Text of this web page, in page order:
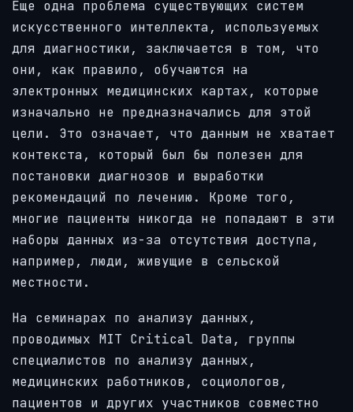
Еще одна проблема существующих систем
искусственного интеллекта, используемых
для диагностики, заключается в том, что
они, как правило, обучаются на
электронных медицинских картах, которые
изначально не предназначались для этой
цели. Это означает, что данным не хватает
контекста, который был бы полезен для
постановки диагнозов и выработки
рекомендаций по лечению. Кроме того,
многие пациенты никогда не попадают в эти
наборы данных из-за отсутствия доступа,
например, люди, живущие в сельской
местности.
На семинарах по анализу данных,
проводимых MIT Critical Data, группы
специалистов по анализу данных,
медицинских работников, социологов,
пациентов и других участников совместно